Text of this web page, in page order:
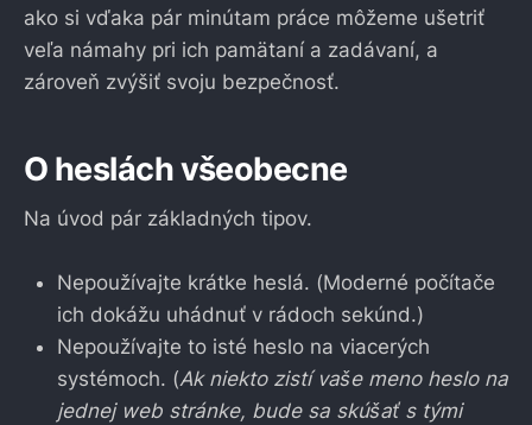
ako si vďaka pár minútam práce môžeme ušetriť
veľa námahy pri ich pamätaní a zadávaní, a
zároveň zvýšiť svoju bezpečnosť.
O heslách všeobecne
Na úvod pár základných tipov.
Nepoužívajte krátke heslá. (Moderné počítače
ich dokážu uhádnuť v rádoch sekúnd.)
Nepoužívajte to isté heslo na viacerých
systémoch. (Ak niekto zistí vaše meno heslo na
jednej web stránke, bude sa skúšať s tými